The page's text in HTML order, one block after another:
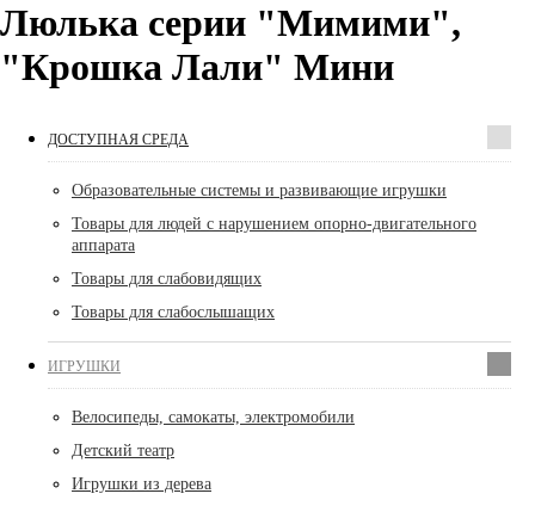
Люлька серии "Мимими",
"Крошка Лали" Мини
ДОСТУПНАЯ СРЕДА
Образовательные системы и развивающие игрушки
Товары для людей с нарушением опорно-двигательного
аппарата
Товары для слабовидящих
Товары для слабослышащих
ИГРУШКИ
Велосипеды, самокаты, электромобили
Детский театр
Игрушки из дерева